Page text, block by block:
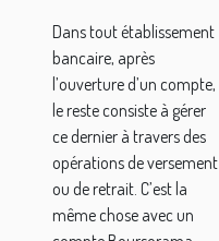
premier
versement ?
Dans tout établissement
bancaire, après
l’ouverture d’un compte,
le reste consiste à gérer
ce dernier à travers des
opérations de versement
ou de retrait. C’est la
même chose avec un